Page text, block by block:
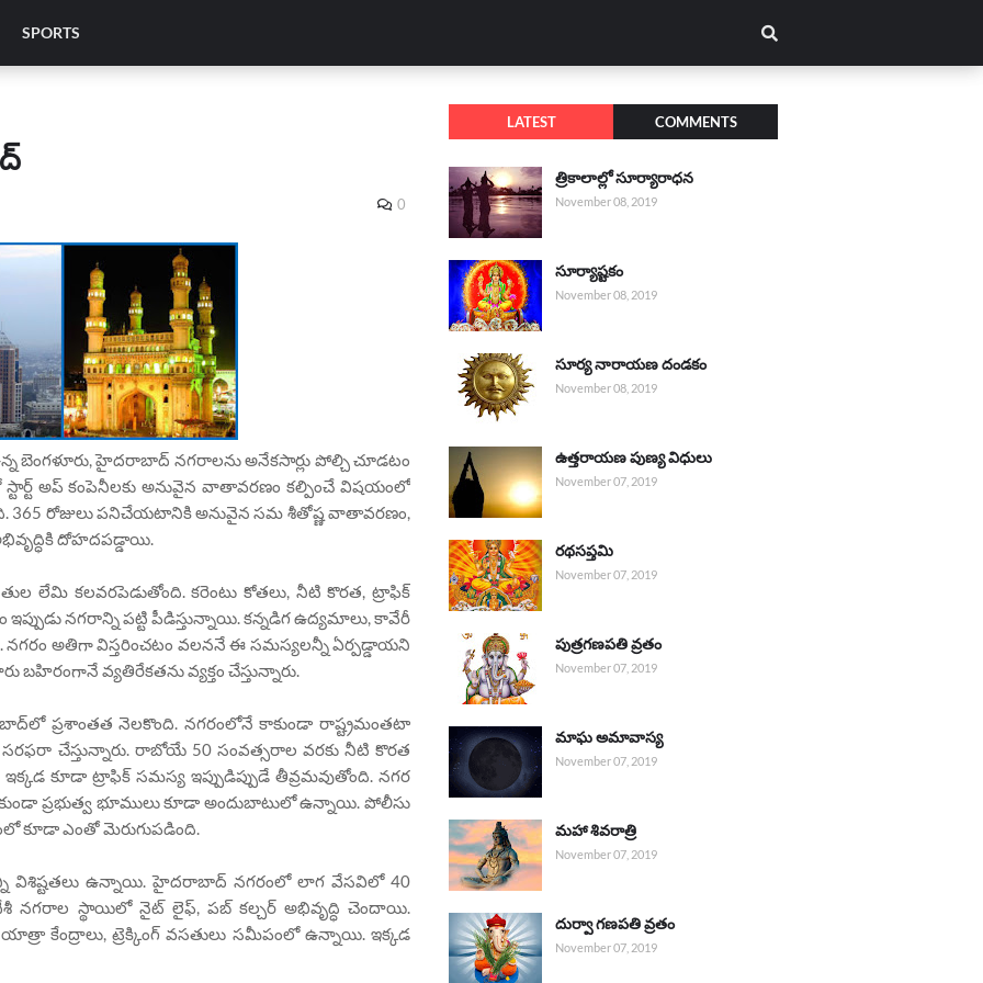
SPORTS
0
బెంగళూరు, హైదరాబాద్ నగరాలను అనేకసార్లు పోల్చి చూడటం
అప్ కంపెనీలకు అనువైన వాతావరణం కల్పించే విషయంలో
365 రోజులు పనిచేయటానికి అనువైన సమ శీతోష్ణ వాతావరణం,
అభివృద్ధికి దోహదపడ్డాయి.
లేమి కలవరపెడుతోంది. కరెంటు కోతలు, నీటి కొరత, ట్రాఫిక్
నగరాన్ని పట్టి పీడిస్తున్నాయి. కన్నడిగ ఉద్యమాలు, కావేరీ
అతిగా విస్తరించటం వలననే ఈ సమస్యలన్నీ ఏర్పడ్డాయని
బహిరంగానే వ్యతిరేకతను వ్యక్తం చేస్తున్నారు.
ప్రశాంతత నెలకొంది. నగరంలోనే కాకుండా రాష్ట్రమంతటా
చేస్తున్నారు. రాబోయే 50 సంవత్సరాల వరకు నీటి కొరత
కూడా ట్రాఫిక్ సమస్య ఇప్పుడిప్పుడే తీవ్రమవుతోంది. నగర
ప్రభుత్వ భూములు కూడా అందుబాటులో ఉన్నాయి. పోలీసు
కూడా ఎంతో మెరుగుపడింది.
విశిష్టతలు ఉన్నాయి. హైదరాబాద్ నగరంలో లాగ వేసవిలో 40
నగరాల స్థాయిలో నైట్ లైఫ్, పబ్ కల్చర్ అభివృద్ధి చెందాయి.
కేంద్రాలు, ట్రెక్కింగ్ వసతులు సమీపంలో ఉన్నాయి. ఇక్కడ
LATEST COMMENTS
త్రికాలాల్లో సూర్యారాధన
November 08, 2019
సూర్యాష్టకం
November 08, 2019
సూర్య నారాయణ దండకం
November 08, 2019
ఉత్తరాయణ పుణ్య విధులు
November 07, 2019
రథసప్తమి
November 07, 2019
పుత్రగణపతి వ్రతం
November 07, 2019
మాఘ అమావాస్య
November 07, 2019
మహా శివరాత్రి
November 07, 2019
దుర్వా గణపతి వ్రతం
November 07, 2019